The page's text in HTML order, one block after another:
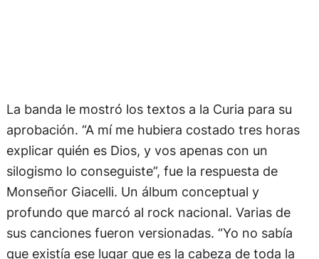
La banda le mostró los textos a la Curia para su
aprobación. “A mí me hubiera costado tres horas
explicar quién es Dios, y vos apenas con un
silogismo lo conseguiste”, fue la respuesta de
Monseñor Giacelli. Un álbum conceptual y
profundo que marcó al rock nacional. Varias de
sus canciones fueron versionadas. “Yo no sabía
que existía ese lugar que es la cabeza de toda la